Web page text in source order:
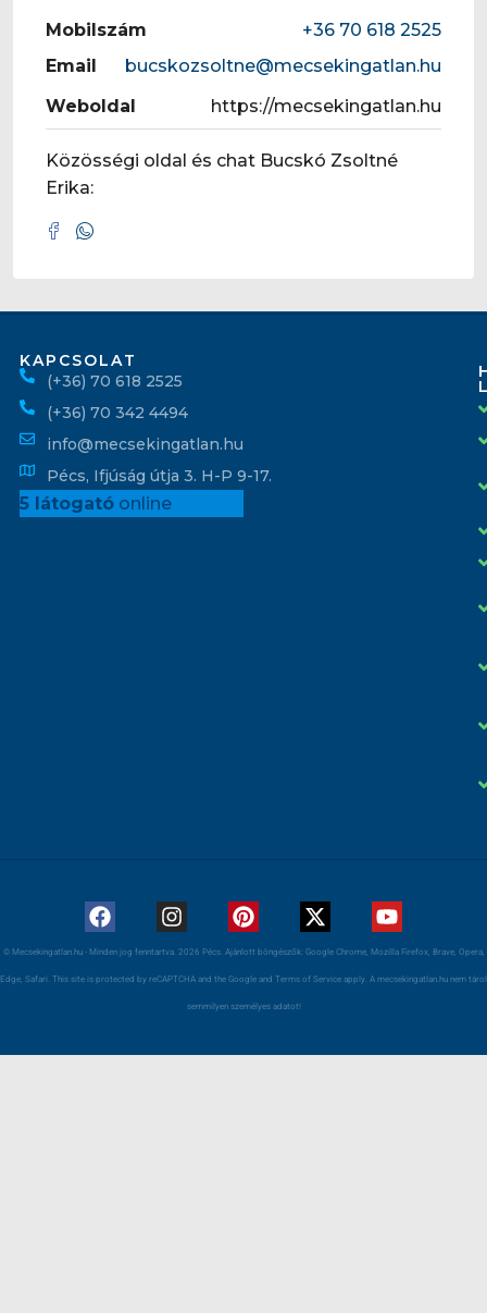
Mobilszám
+36 70 618 2525
Email
bucskozsoltne@mecsekingatlan.hu
Weboldal
https://mecsekingatlan.hu
Közösségi oldal és chat Bucskó Zsoltné
Erika:
KAPCSOLAT
(+36) 70 618 2525
(+36) 70 342 4494
info@mecsekingatlan.hu
Pécs, Ifjúság útja 3. H-P 9-17.
5 látogatóonline
© Mecsekingatlan.hu - Minden jog fenntartva. 2026 Pécs. Ajánlott böngészők: Google Chrome, Mozilla Firefox, Brave, Opera,
Edge, Safari. This site is protected by reCAPTCHA and the Google and Terms of Service apply. A mecsekingatlan.hu nem tárol
semmilyen személyes adatot!